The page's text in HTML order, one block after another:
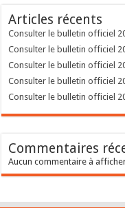
Articles récents
Consulter le bulletin officiel
Consulter le bulletin officiel
Consulter le bulletin officiel
Consulter le bulletin officiel
Consulter le bulletin officiel
Commentaires
Aucun commentaire à